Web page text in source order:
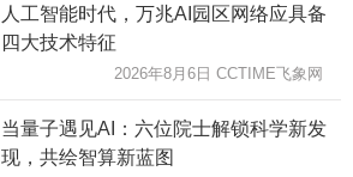
人工智能时代，万兆AI园区网络应具备
四大技术特征
2026年8月6日 CCTIME飞象网
当量子遇见AI：六位院士解锁科学新发
现，共绘智算新蓝图